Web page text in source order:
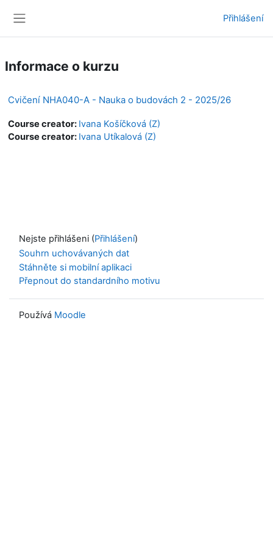
Přihlášení
Informace o kurzu
Cvičení NHA040-A - Nauka o budovách 2 - 2025/26
Course creator: Ivana Košíčková (Z)
Course creator: Ivana Utíkalová (Z)
Nejste přihlášeni (Přihlášení)
Souhrn uchovávaných dat
Stáhněte si mobilní aplikaci
Přepnout do standardního motivu
Používá Moodle